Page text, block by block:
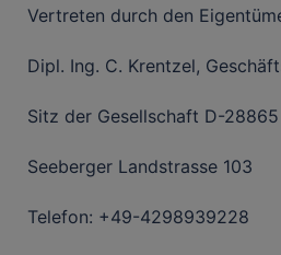
Vertreten durch den
Dipl. Ing. C. Krentzel,
Sitz der Gesellschaft D-
Seeberger Landstrasse 103
Telefon: +49-4298939228